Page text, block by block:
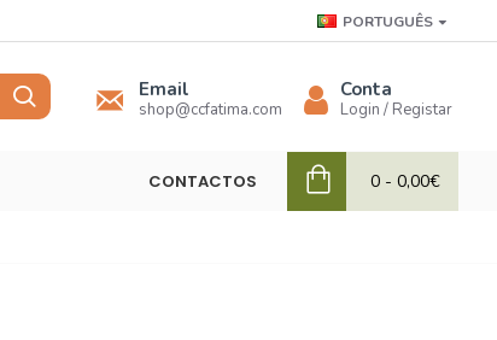
PORTUGUÊS
Email
shop@ccfatima.com
Conta
Login / Registar
CONTACTOS 0 - 0,00€